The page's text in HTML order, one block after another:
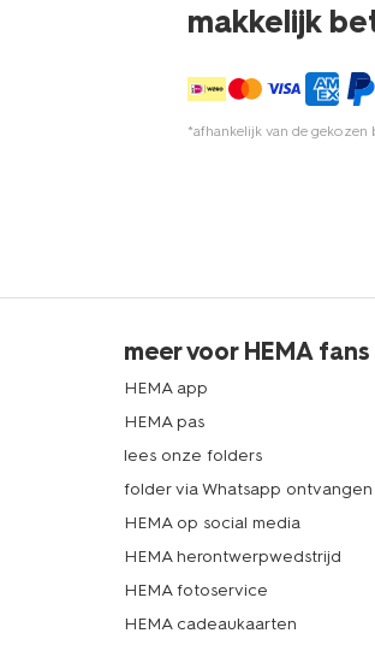
makkelijk
*afhankelijk van de
meer voor HEMA fans
HEMA app
HEMA pas
lees onze folders
folder via Whatsapp ontvangen
HEMA op social media
HEMA herontwerpwedstrijd
HEMA fotoservice
HEMA cadeaukaarten